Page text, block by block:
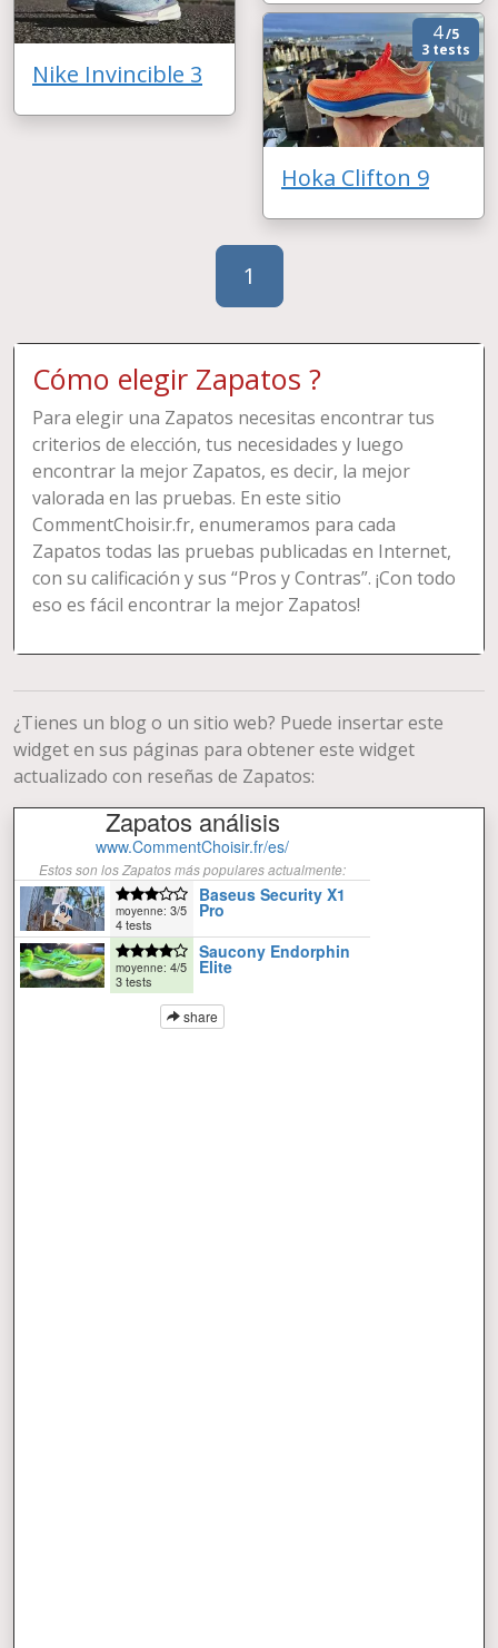
Nike Invincible 3
4/5
3 tests
Hoka Clifton 9
1
Cómo elegir Zapatos ?
Para elegir una Zapatos necesitas encontrar tus
criterios de elección, tus necesidades y luego
encontrar la mejor Zapatos, es decir, la mejor
valorada en las pruebas. En este sitio
CommentChoisir.fr, enumeramos para cada
Zapatos todas las pruebas publicadas en Internet,
con su calificación y sus “Pros y Contras”. ¡Con todo
eso es fácil encontrar la mejor Zapatos!
¿Tienes un blog o un sitio web? Puede insertar este
widget en sus páginas para obtener este widget
actualizado con reseñas de Zapatos: